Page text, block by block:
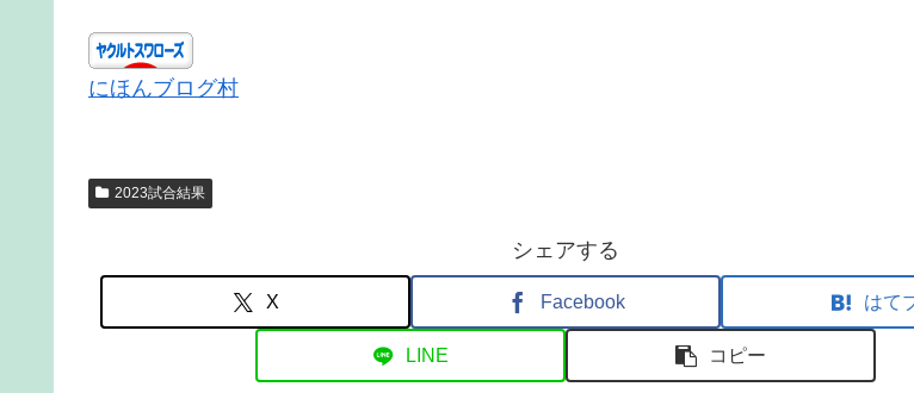
にほんブログ村
2023試合結果
シェアする
X Facebook はて
LINE コピー